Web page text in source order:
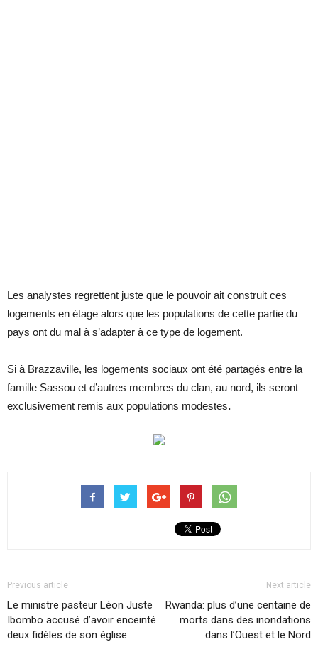
Les analystes regrettent juste que le pouvoir ait construit ces
logements en étage alors que les populations de cette partie du
pays ont du mal à s’adapter à ce type de logement.
Si à Brazzaville, les logements sociaux ont été partagés entre la
famille Sassou et d’autres membres du clan, au nord, ils seront
exclusivement remis aux populations modestes.
Previous article
Le ministre pasteur Léon Juste
Ibombo accusé d’avoir enceinté
deux fidèles de son église
Next article
Rwanda: plus d’une centaine de
morts dans des inondations
dans l’Ouest et le Nord